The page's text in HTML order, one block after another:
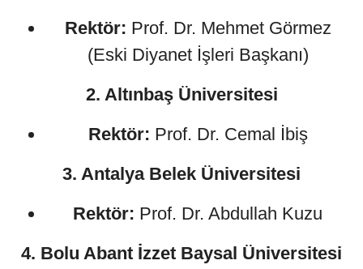
Rektör: Prof. Dr. Mehmet Görmez
(Eski Diyanet İşleri Başkanı)
2. Altınbaş Üniversitesi
Rektör: Prof. Dr. Cemal İbiş
3. Antalya Belek Üniversitesi
Rektör: Prof. Dr. Abdullah Kuzu
4. Bolu Abant İzzet Baysal Üniversitesi